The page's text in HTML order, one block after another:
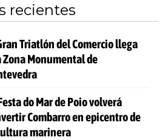
recientes
Triatlón del Comercio llega
Zona Monumental de
do Mar de Poio volverá
Combarro en epicentro de
marinera